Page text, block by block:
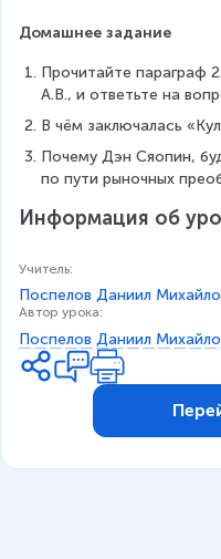
Домашнее задание
Прочитайте параграф
А.В., и ответьте на
В чём заключалась
Почему Дэн Сяопин,
по пути рыночных
Информация об
Учитель:
Поспелов Даниил
Автор урока:
Поспелов Даниил